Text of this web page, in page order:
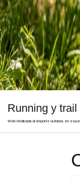
Skip
to
content
Running y trail
Web dedicada al deporte outdoor, en